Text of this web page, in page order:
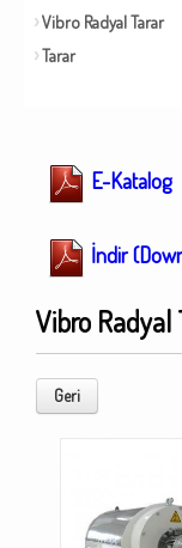
Vibro Radyal Tarar
Tarar
E-Katalog
İndir
Vibro Radyal
Geri